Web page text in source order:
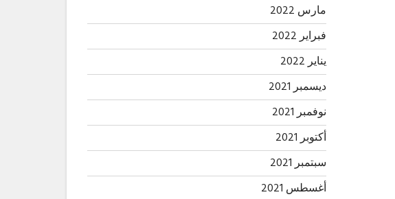
مارس 2022
فبراير 2022
يناير 2022
ديسمبر 2021
نوفمبر 2021
أكتوبر 2021
سبتمبر 2021
أغسطس 2021